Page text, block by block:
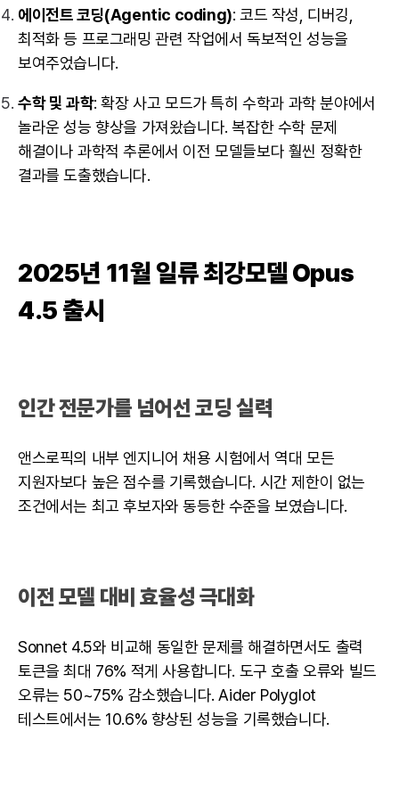
에이전트 코딩(Agentic coding): 코드 작성, 디버깅,
최적화 등 프로그래밍 관련 작업에서 독보적인 성능을
보여주었습니다.
수학 및 과학: 확장 사고 모드가 특히 수학과 과학 분야에서
놀라운 성능 향상을 가져왔습니다. 복잡한 수학 문제
해결이나 과학적 추론에서 이전 모델들보다 훨씬 정확한
결과를 도출했습니다.
2025년 11월 일류 최강모델 Opus
4.5 출시
인간 전문가를 넘어선 코딩 실력
앤스로픽의 내부 엔지니어 채용 시험에서 역대 모든
지원자보다 높은 점수를 기록했습니다. 시간 제한이 없는
조건에서는 최고 후보자와 동등한 수준을 보였습니다.
이전 모델 대비 효율성 극대화
Sonnet 4.5와 비교해 동일한 문제를 해결하면서도 출력
토큰을 최대 76% 적게 사용합니다. 도구 호출 오류와 빌드
오류는 50~75% 감소했습니다. Aider Polyglot
테스트에서는 10.6% 향상된 성능을 기록했습니다.